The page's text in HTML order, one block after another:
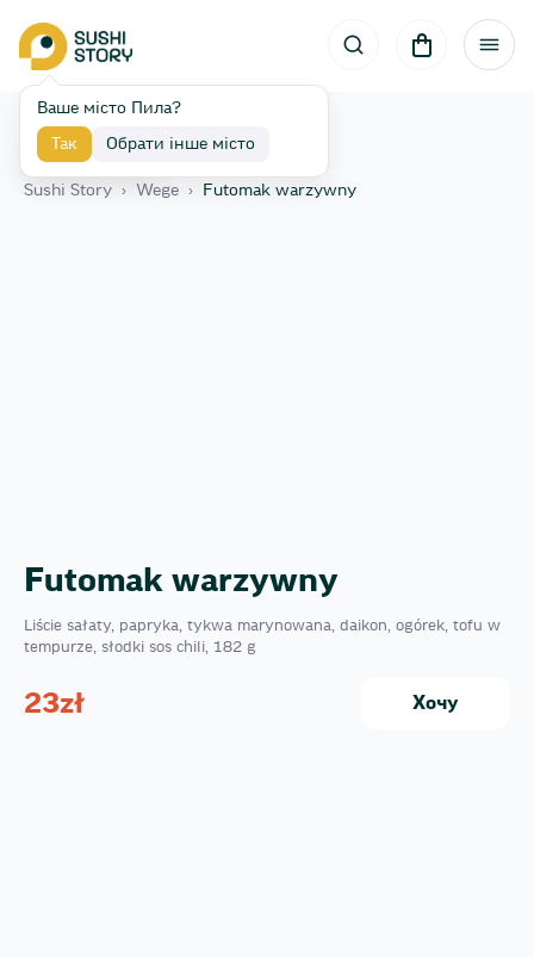
Ваше місто Пила?
Так Обрати інше місто
Назад
Sushi Story › Wege › Futomak warzywny
Futomak warzywny
Liście sałaty, papryka, tykwa marynowana, daikon, ogórek, tofu w
tempurze, słodki sos chili, 182 g
23zł Хочу